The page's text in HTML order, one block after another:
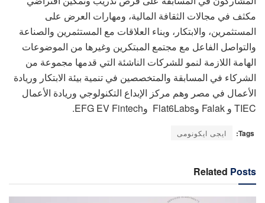
مكثف في مجالات الثقافة المالية، ومهارات العرض على
المستثمرين، والابتكار، وبناء العلاقات مع المستثمرين والصناعة
والتواصل الفاعل مع مجتمع المبتكرين وغيرها من الموضوعات
الهامة اللازمة لنمو للشركات الناشئة التي قدمها مجموعة من
الشركاء في المسابقة والمتخصصين في تنمية بيئة الابتكار وريادة
الأعمال في مصر وهم مركز الإبداع التكنولوجي وريادة الأعمال
TIEC و Falak وFlat6Labs وEFG EV Fintech.
Tags: ايجى ايكونومى
Related Posts